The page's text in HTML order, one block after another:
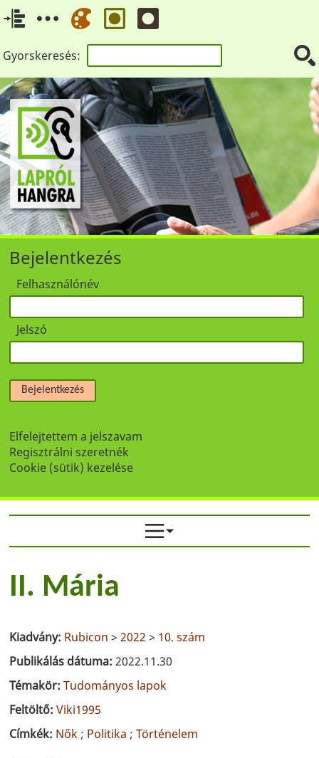
Gyorskeresés:
Bejelentkezés
Felhasználónév
Jelszó
Bejelentkezés
Elfelejtettem a jelszavam
Regisztrálni szeretnék
Cookie (sütik) kezelése
II. Mária
Kiadvány: Rubicon >2022 > 10. szám
Publikálás dátuma:2022.11.30
Témakör:Tudományos lapok
Feltöltő:Viki1995
Címkék: Nők ; Politika ;Történelem